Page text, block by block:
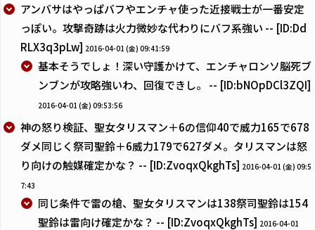
アンバサはやっぱバフやエンチャ使った近接戦士が一番安定
っぽい。攻撃奇跡は火力微妙な代わりにバフ系強い -- [ID:Dd
RLX3q3pLw] 2016-04-01 (金) 09:41:59
基本そうでしょ！深い守護かけて、エンチャロンソ脳死ブ
ンブンが攻略強いわ、回復できし。 -- [ID:bNOpDCl3ZQI]
2016-04-01 (金) 09:53:56
神の怒り検証、聖女タリスマン＋6の信仰40で威力165で678
ダメ同じく祭司聖鈴＋6威力179で627ダメ。タリスマンは怒
り向けの触媒確定かな？ -- [ID:ZvoqxQkghTs] 2016-04-01 (金) 09:5
7:43
同じ条件で雷の槍、聖女タリスマンは138祭司聖鈴は154
聖鈴は雷向け確定かな？ -- [ID:ZvoqxQkghTs] 2016-04-01